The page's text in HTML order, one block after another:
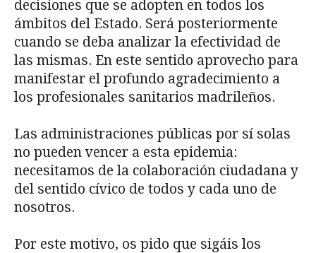
decisiones que se adopten en todos los
ámbitos del Estado. Será posteriormente
cuando se deba analizar la efectividad de
las mismas. En este sentido aprovecho para
manifestar el profundo agradecimiento a
los profesionales sanitarios madrileños.
Las administraciones públicas por sí solas
no pueden vencer a esta epidemia:
necesitamos de la colaboración ciudadana y
del sentido cívico de todos y cada uno de
nosotros.
Por este motivo, os pido que sigáis los